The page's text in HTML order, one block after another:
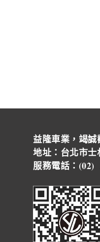
益隆車業，竭
地址：台北市
服務電話：(02)